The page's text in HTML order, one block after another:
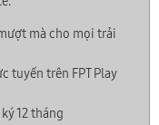
mà cho mọi trải
tuyến trên FPT Play
12 tháng